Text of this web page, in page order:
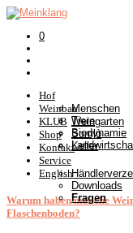
0
Hof
Menschen
Tiere
Biodynamie
Weinbau
Weingarten
Somlò
Keller
KLUB
Shop
Kontakt
Service
Downloads
Fragen
English
Warum haben manche
Flaschenboden?